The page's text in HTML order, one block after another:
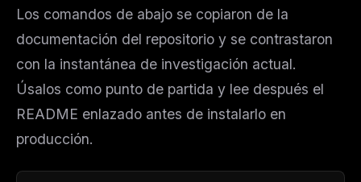
Los comandos de abajo se copiaron de la
documentación del repositorio y se contrastaron
con la instantánea de investigación actual.
Úsalos como punto de partida y lee después el
README enlazado antes de instalarlo en
producción.